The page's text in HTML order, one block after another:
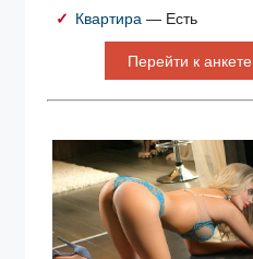
Квартира — Есть
Перейти к анкете